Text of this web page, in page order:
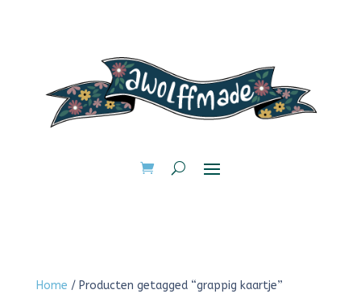
Home / Producten getagged “grappig kaartje”